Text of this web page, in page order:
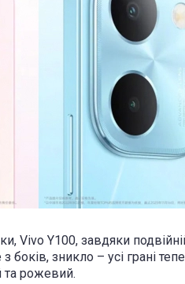
Vivo Y100, завдяки
зникло – усі грані
та рожевий.